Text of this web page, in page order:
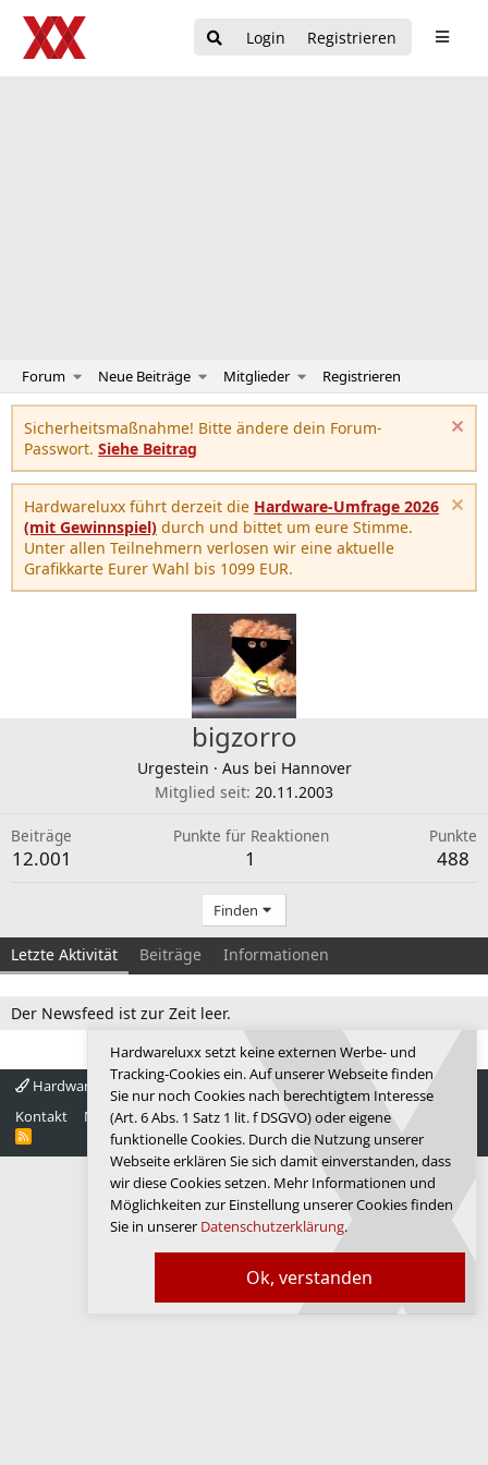
Login Registrieren
Forum Neue Beiträge Mitglieder Registrieren
Sicherheitsmaßnahme! Bitte ändere dein Forum-
Passwort. Siehe Beitrag
Hardwareluxx führt derzeit die Hardware-Umfrage 2026
(mit Gewinnspiel) durch und bittet um eure Stimme.
Unter allen Teilnehmern verlosen wir eine aktuelle
Grafikkarte Eurer Wahl bis 1099 EUR.
bigzorro
Urgestein · Aus bei Hannover
Mitglied seit 20.11.2003
Beiträge
12.001
Punkte für Reaktionen
1
Punkte
488
Finden
Letzte Aktivität Beiträge Informationen
Der Newsfeed ist zur Zeit leer.
Hardwareluxx 4.0
Deutsch
Kontakt
Nutzungsbedingungen Datenschutz Hilfe
R
Ok, verstanden
Hardwareluxx setzt keine externen Werbe- und
Tracking-Cookies ein. Auf unserer Webseite finden
Sie nur noch Cookies nach berechtigtem Interesse
(Art. 6 Abs. 1 Satz 1 lit. f DSGVO) oder eigene
funktionelle Cookies. Durch die Nutzung unserer
Webseite erklären Sie sich damit einverstanden, dass
wir diese Cookies setzen. Mehr Informationen und
Möglichkeiten zur Einstellung unserer Cookies finden
Sie in unserer Datenschutzerklärung.